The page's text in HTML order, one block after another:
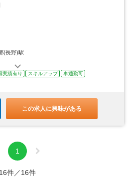
(長野)駅
実績有り スキルアップ
車通勤可
この求人に興味がある
1
16件／16件